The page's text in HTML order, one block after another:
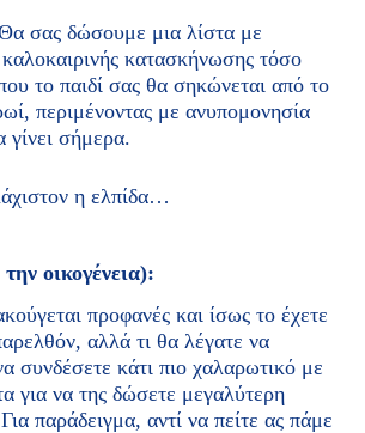
σας δώσουμε μια λίστα με
καλοκαιρινής κατασκήνωσης τόσο
το παιδί σας θα σηκώνεται από το
περιμένοντας με ανυπομονησία
γίνει σήμερα.
η ελπίδα…
οικογένεια):
προφανές και ίσως το έχετε
αλλά τι θα λέγατε να
συνδέσετε κάτι πιο χαλαρωτικό με
για να της δώσετε μεγαλύτερη
παράδειγμα, αντί να πείτε ας πάμε